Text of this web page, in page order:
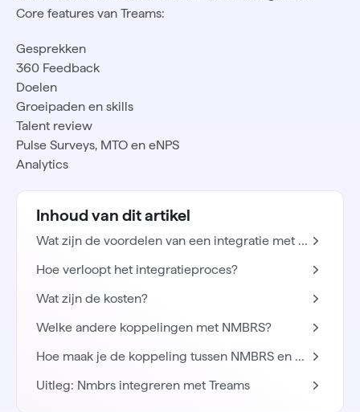
Core features van Treams:
Gesprekken
360 Feedback
Doelen
Groeipaden en skills
Talent review
Pulse Surveys, MTO en eNPS
Analytics
Inhoud van dit artikel
Wat zijn de voordelen van een integratie met NMBRS?
Hoe verloopt het integratieproces?
Wat zijn de kosten?
Welke andere koppelingen met NMBRS?
Hoe maak je de koppeling tussen NMBRS en Treams
Uitleg: Nmbrs integreren met Treams